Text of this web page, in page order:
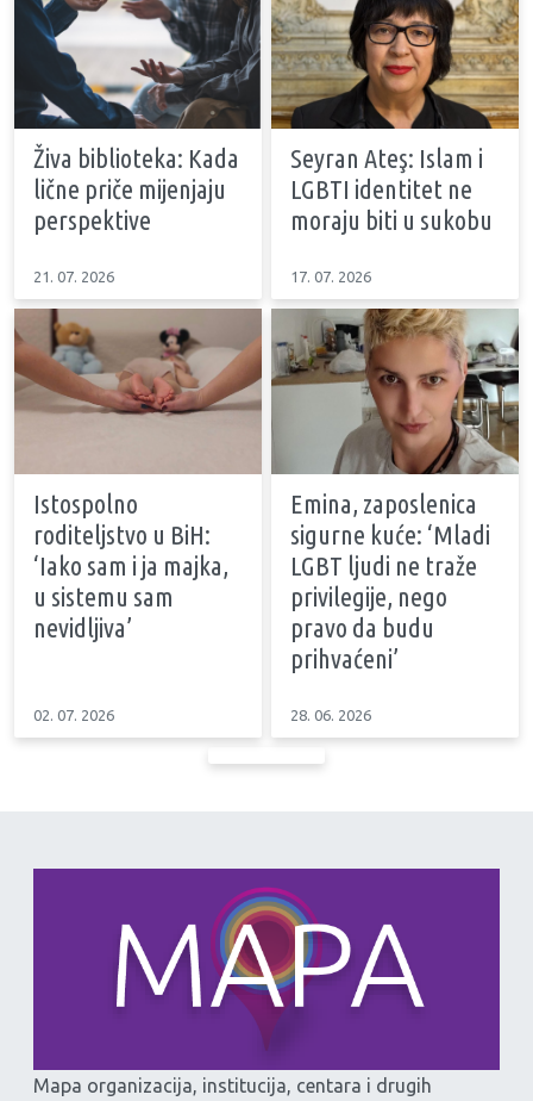
Živa biblioteka: Kada
lične priče mijenjaju
perspektive
21. 07. 2026
Seyran Ateş: Islam i
LGBTI identitet ne
moraju biti u sukobu
17. 07. 2026
Istospolno
roditeljstvo u BiH:
‘Iako sam i ja majka,
u sistemu sam
nevidljiva’
02. 07. 2026
Emina, zaposlenica
sigurne kuće: ‘Mladi
LGBT ljudi ne traže
privilegije, nego
pravo da budu
prihvaćeni’
28. 06. 2026
Mapa organizacija, institucija, centara i drugih